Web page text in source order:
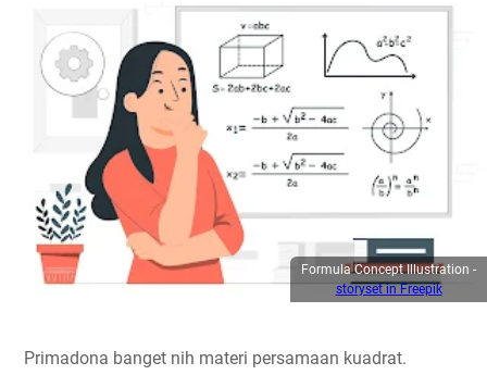
Formula Concept Illustration -
storyset in Freepik
Primadona banget nih materi persamaan kuadrat.